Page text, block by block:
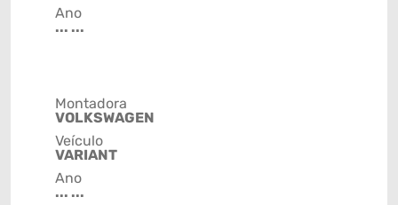
Ano
... ...
Montadora
VOLKSWAGEN
Veículo
VARIANT
Ano
... ...